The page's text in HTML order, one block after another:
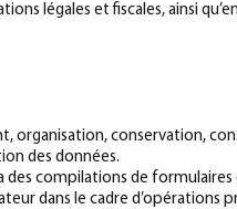
légales et fiscales, ainsi
organisation, conservation,
des données.
des compilations de
dans le cadre d’opérations